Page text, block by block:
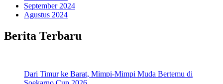
September 2024
Agustus 2024
Berita Terbaru
Dari Timur ke Barat, Mimpi-Mimpi Muda Bertemu di